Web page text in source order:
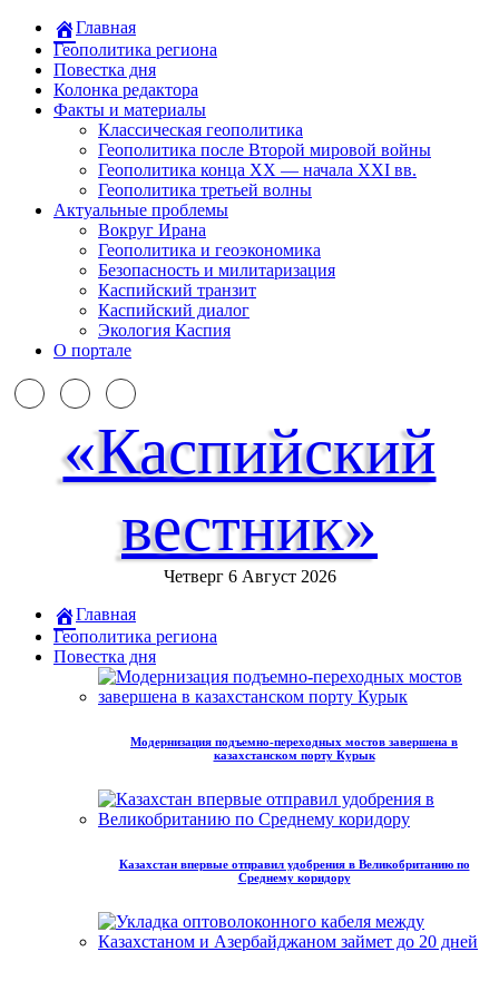
Главная
Геополитика региона
Повестка дня
Колонка редактора
Факты и материалы
Классическая геополитика
Геополитика после Второй мировой войны
Геополитика конца XX — начала XXI вв.
Геополитика третьей волны
Актуальные проблемы
Вокруг Ирана
Геополитика и геоэкономика
Безопасность и милитаризация
Каспийский транзит
Каспийский диалог
Экология Каспия
О портале
«Каспийский
вестник»
Четверг 6 Август 2026
Главная
Геополитика региона
Повестка дня
Модернизация подъемно-переходных мостов завершена в
казахстанском порту Курык
Казахстан впервые отправил удобрения в Великобританию по
Среднему коридору